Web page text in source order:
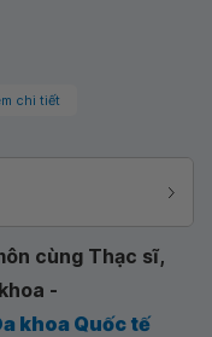
chi tiết
cùng Thạc sĩ,
-
khoa Quốc tế